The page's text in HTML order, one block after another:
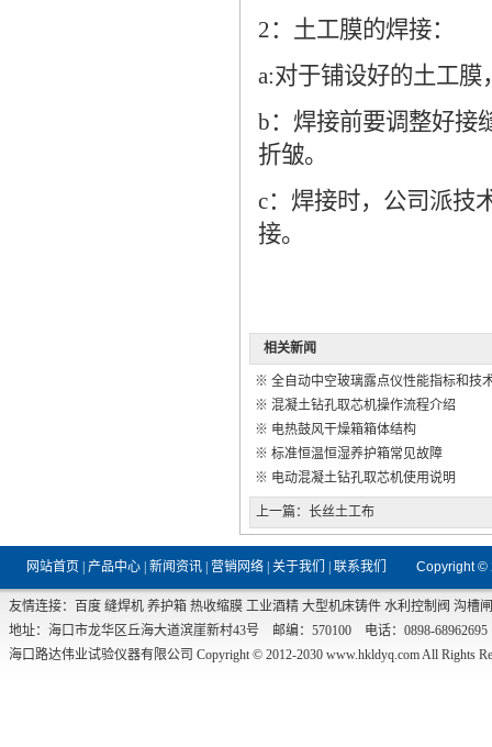
2：土工膜的焊接：
a:对于铺设好的土工
b：焊接前要调整好接
折皱。
c：焊接时，公司派技
接。
相关新闻
※ 全自动中空玻璃露点仪性能指标和技
※ 混凝土钻孔取芯机操作流程介绍
※ 电热鼓风干燥箱箱体结构
※ 标准恒温恒湿养护箱常见故障
※ 电动混凝土钻孔取芯机使用说明
上一篇： 长丝土工布
网站首页 产品中心 新闻资讯 营销网络 关于我们 联系我们 Copyright
友情连接： 百度 缝焊机 养护箱 热收缩膜 工业酒精 大型机床铸件 水利控制阀 沟槽
地址：海口市龙华区丘海大道滨崖新村43号 邮编：570100 电话：0898-
海口路达伟业试验仪器有限公司 Copyright © 2012-2030 www.hkldyq.comAll Rights